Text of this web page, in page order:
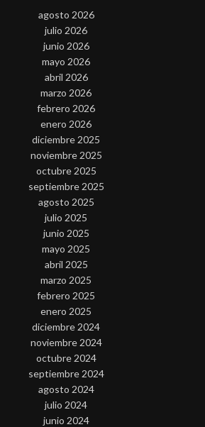
agosto 2026
julio 2026
junio 2026
mayo 2026
abril 2026
marzo 2026
febrero 2026
enero 2026
diciembre 2025
noviembre 2025
octubre 2025
septiembre 2025
agosto 2025
julio 2025
junio 2025
mayo 2025
abril 2025
marzo 2025
febrero 2025
enero 2025
diciembre 2024
noviembre 2024
octubre 2024
septiembre 2024
agosto 2024
julio 2024
junio 2024